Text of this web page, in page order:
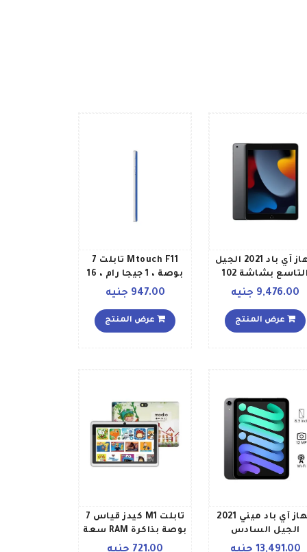
جهاز آي باد 2021 الجيل
التاسع بشاشة 102
الواي فاي وتقنية 4G
LTE مع تطبيق فيس
9,476.00 جنيه
عرض المنتج
Mtouch F11 تابلت 7
بوصة ، 1 جيجا رام ، 16
جيجا روم ، واي فاي ،
947.00 جنيه
عرض المنتج
جهاز آي باد ميني 2021
الجيل السادس
بشاشة مقاس 83
تابلت M1 كيدز قياس 7
بوصة بذاكرة RAM سعة
1 جيجابايت وذاكرة